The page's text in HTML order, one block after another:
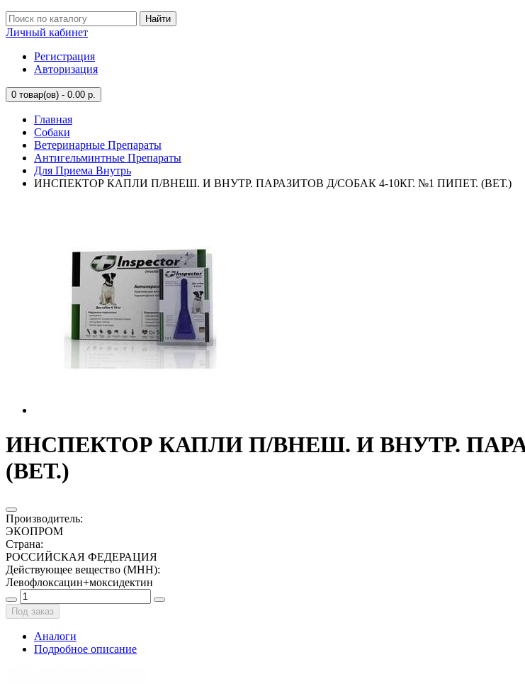
Найти
Личный кабинет
Регистрация
Авторизация
0 товар(ов) - 0.00 р.
Главная
Собаки
Ветеринарные Препараты
Антигельминтные Препараты
Для Приема Внутрь
ИНСПЕКТОР КАПЛИ П/ВНЕШ. И ВНУТР. ПАРАЗИТОВ Д/СОБАК 4-10КГ. №1 ПИПЕТ. (ВЕТ.)
ИНСПЕКТОР КАПЛИ П/ВНЕШ. И ВНУТР.
(ВЕТ.)
Производитель:
ЭКОПРОМ
Страна:
РОССИЙСКАЯ ФЕДЕРАЦИЯ
Действующее вещество (МНН):
Левофлоксацин+моксидектин
Под заказ
Аналоги
Подробное описание